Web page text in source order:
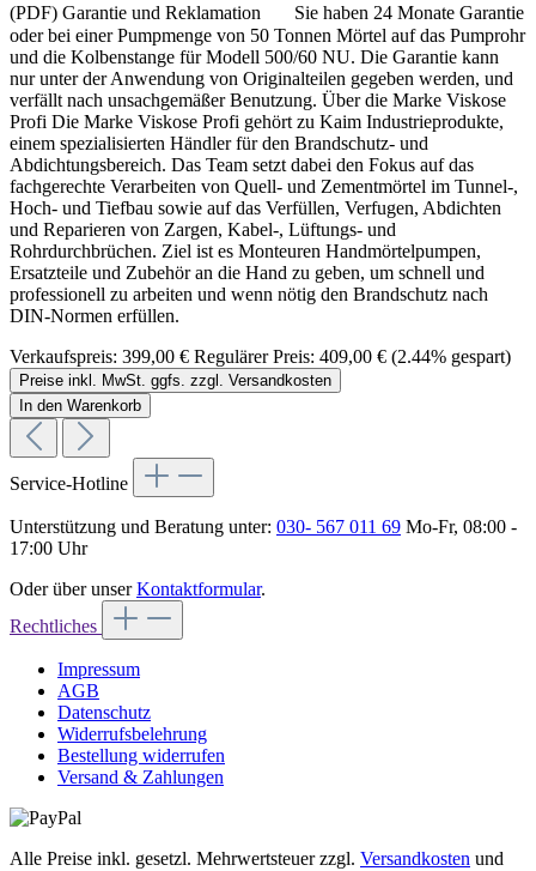
(PDF) Garantie und Reklamation Sie haben 24 Monate Garantie
oder bei einer Pumpmenge von 50 Tonnen Mörtel auf das Pumprohr
und die Kolbenstange für Modell 500/60 NU. Die Garantie kann
nur unter der Anwendung von Originalteilen gegeben werden, und
verfällt nach unsachgemäßer Benutzung. Über die Marke Viskose
Profi Die Marke Viskose Profi gehört zu Kaim Industrieprodukte,
einem spezialisierten Händler für den Brandschutz- und
Abdichtungsbereich. Das Team setzt dabei den Fokus auf das
fachgerechte Verarbeiten von Quell- und Zementmörtel im Tunnel-,
Hoch- und Tiefbau sowie auf das Verfüllen, Verfugen, Abdichten
und Reparieren von Zargen, Kabel-, Lüftungs- und
Rohrdurchbrüchen. Ziel ist es Monteuren Handmörtelpumpen,
Ersatzteile und Zubehör an die Hand zu geben, um schnell und
professionell zu arbeiten und wenn nötig den Brandschutz nach
DIN-Normen erfüllen.
Verkaufspreis: 399,00 € Regulärer Preis: 409,00 € (2.44% gespart)
Preise inkl. MwSt. ggfs. zzgl. Versandkosten
In den Warenkorb
Service-Hotline
Unterstützung und Beratung unter: 030- 567 011 69 Mo-Fr, 08:00 -
17:00 Uhr
Oder über unserKontaktformular.
Rechtliches
Impressum
AGB
Datenschutz
Widerrufsbelehrung
Bestellung widerrufen
Versand & Zahlungen
Alle Preise inkl. gesetzl. Mehrwertsteuer zzgl. Versandkosten und